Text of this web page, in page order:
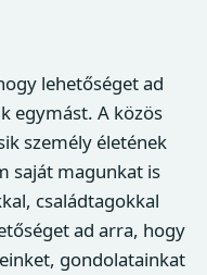
lehetőséget ad
egymást. A közös
személy életének
saját magunkat is
családtagokkal
ad arra, hogy
gondolatainkat